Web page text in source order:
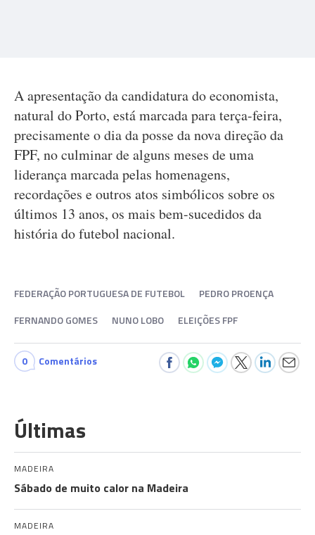
A apresentação da candidatura do economista,
natural do Porto, está marcada para terça-feira,
precisamente o dia da posse da nova direção da
FPF, no culminar de alguns meses de uma
liderança marcada pelas homenagens,
recordações e outros atos simbólicos sobre os
últimos 13 anos, os mais bem-sucedidos da
história do futebol nacional.
FEDERAÇÃO PORTUGUESA DE FUTEBOL
PEDRO PROENÇA
FERNANDO GOMES
NUNO LOBO ELEIÇÕES FPF
0 Comentários
Últimas
MADEIRA
Sábado de muito calor na Madeira
MADEIRA